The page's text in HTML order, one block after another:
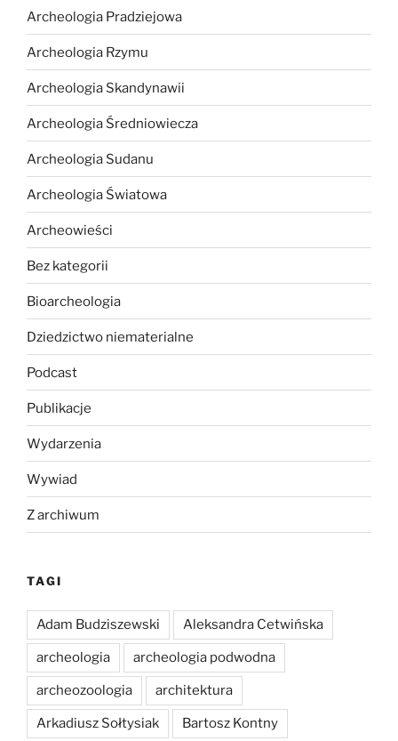
Archeologia Pradziejowa
Archeologia Rzymu
Archeologia Skandynawii
Archeologia Średniowiecza
Archeologia Sudanu
Archeologia Światowa
Archeowieści
Bez kategorii
Bioarcheologia
Dziedzictwo niematerialne
Podcast
Publikacje
Wydarzenia
Wywiad
Z archiwum
TAGI
Adam Budziszewski Aleksandra Cetwińska
archeologia archeologia podwodna
archeozoologia architektura
Arkadiusz Sołtysiak Bartosz Kontny